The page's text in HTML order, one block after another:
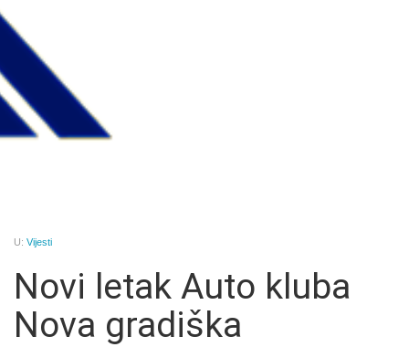
U: Vijesti
Novi letak Auto kluba
Nova gradiška